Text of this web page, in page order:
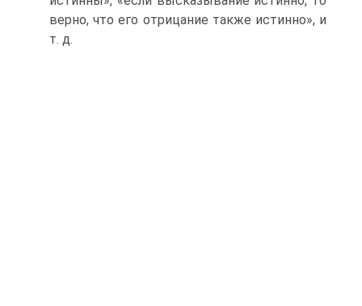
верно, что его отрицание также истинно», и
т. д.